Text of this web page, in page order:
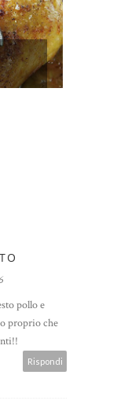
pollo e
proprio che
Rispondi